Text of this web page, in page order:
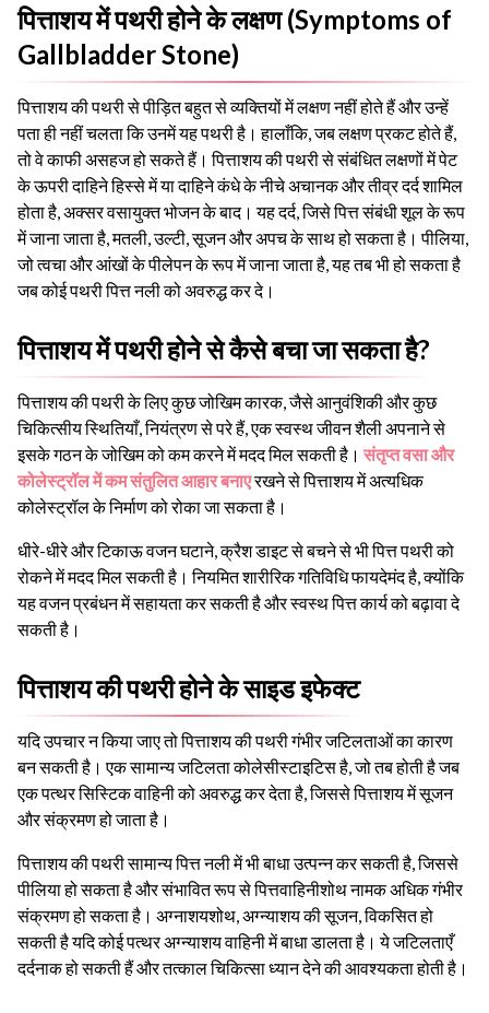
पित्ताशय में पथरी होने के लक्षण (Symptoms of
Gallbladder Stone)
पित्ताशय की पथरी से पीड़ित बहुत से व्यक्तियों में लक्षण नहीं होते हैं और उन्हें
पता ही नहीं चलता कि उनमें यह पथरी है। हालाँकि, जब लक्षण प्रकट होते हैं,
तो वे काफी असहज हो सकते हैं। पित्ताशय की पथरी से संबंधित लक्षणों में पेट
के ऊपरी दाहिने हिस्से में या दाहिने कंधे के नीचे अचानक और तीव्र दर्द शामिल
होता है, अक्सर वसायुक्त भोजन के बाद। यह दर्द, जिसे पित्त संबंधी शूल के रूप
में जाना जाता है, मतली, उल्टी, सूजन और अपच के साथ हो सकता है। पीलिया,
जो त्वचा और आंखों के पीलेपन के रूप में जाना जाता है, यह तब भी हो सकता है
जब कोई पथरी पित्त नली को अवरुद्ध कर दे।
पित्ताशय में पथरी होने से कैसे बचा जा सकता है?
पित्ताशय की पथरी के लिए कुछ जोखिम कारक, जैसे आनुवंशिकी और कुछ
चिकित्सीय स्थितियाँ, नियंत्रण से परे हैं, एक स्वस्थ जीवन शैली अपनाने से
इसके गठन के जोखिम को कम करने में मदद मिल सकती है। संतृप्त वसा और
कोलेस्ट्रॉल में कम संतुलित आहार बनाएरखने से पित्ताशय में अत्यधिक
कोलेस्ट्रॉल के निर्माण को रोका जा सकता है।
धीरे-धीरे और टिकाऊ वजन घटाने, क्रैश डाइट से बचने से भी पित्त पथरी को
रोकने में मदद मिल सकती है। नियमित शारीरिक गतिविधि फायदेमंद है, क्योंकि
यह वजन प्रबंधन में सहायता कर सकती है और स्वस्थ पित्त कार्य को बढ़ावा दे
सकती है।
पित्ताशय की पथरी होने के साइड इफेक्ट
यदि उपचार न किया जाए तो पित्ताशय की पथरी गंभीर जटिलताओं का कारण
बन सकती है। एक सामान्य जटिलता कोलेसीस्टाइटिस है, जो तब होती है जब
एक पत्थर सिस्टिक वाहिनी को अवरुद्ध कर देता है, जिससे पित्ताशय में सूजन
और संक्रमण हो जाता है।
पित्ताशय की पथरी सामान्य पित्त नली में भी बाधा उत्पन्न कर सकती है, जिससे
पीलिया हो सकता है और संभावित रूप से पित्तवाहिनीशोथ नामक अधिक गंभीर
संक्रमण हो सकता है। अग्नाशयशोथ, अग्न्याशय की सूजन, विकसित हो
सकती है यदि कोई पत्थर अग्न्याशय वाहिनी में बाधा डालता है। ये जटिलताएँ
दर्दनाक हो सकती हैं और तत्काल चिकित्सा ध्यान देने की आवश्यकता होती है।